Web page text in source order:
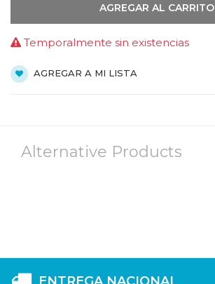
AGREGAR AL CARRITO
Temporalmente sin existencias
AGREGAR A MI LISTA
Alternative Products
ENTREGA NACIONAL